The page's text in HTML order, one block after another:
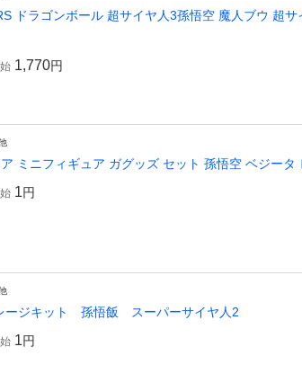
ドラゴンボール 超サイヤ人3孫悟空 魔人ブウ 超
1,770円
ミニフィギュア ガグッズ セット 孫悟空 ベジータ
1円
ージキット 孫悟飯 スーパーサイヤ人2
1円